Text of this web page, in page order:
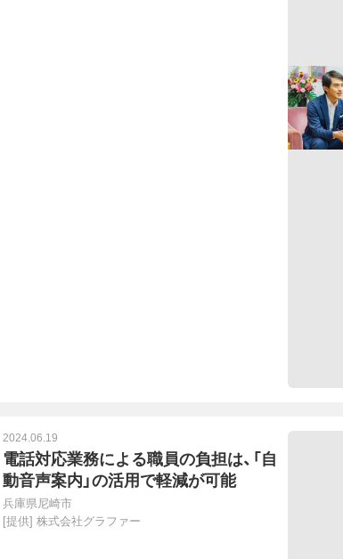
2024.06.19
電話対応業務による職員の負担は、「自
動音声案内」の活用で軽減が可能
兵庫県尼崎市
[提供] 株式会社グラファー